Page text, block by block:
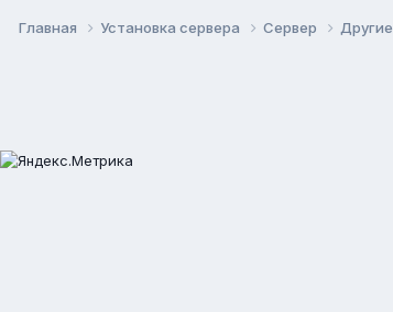
Главная Установка сервера Сервер Другие